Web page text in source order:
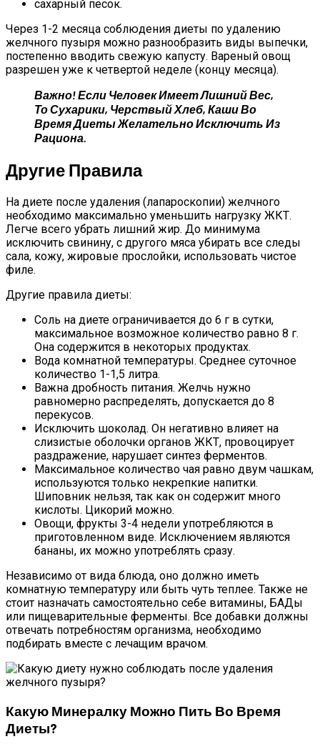
сахарный песок.
Через 1-2 месяца соблюдения диеты по удалению
желчного пузыря можно разнообразить виды выпечки,
постепенно вводить свежую капусту. Вареный овощ
разрешен уже к четвертой неделе (концу месяца).
Важно! Если Человек Имеет Лишний Вес,
То Сухарики, Черствый Хлеб, Каши Во
Время Диеты Желательно Исключить Из
Рациона.
Другие Правила
На диете после удаления (лапароскопии) желчного
необходимо максимально уменьшить нагрузку ЖКТ.
Легче всего убрать лишний жир. До минимума
исключить свинину, с другого мяса убирать все следы
сала, кожу, жировые прослойки, использовать чистое
филе.
Другие правила диеты:
Соль на диете ограничивается до 6 г в сутки,
максимальное возможное количество равно 8 г.
Она содержится в некоторых продуктах.
Вода комнатной температуры. Среднее суточное
количество 1-1,5 литра.
Важна дробность питания. Желчь нужно
равномерно распределять, допускается до 8
перекусов.
Исключить шоколад. Он негативно влияет на
слизистые оболочки органов ЖКТ, провоцирует
раздражение, нарушает синтез ферментов.
Максимальное количество чая равно двум чашкам,
используются только некрепкие напитки.
Шиповник нельзя, так как он содержит много
кислоты. Цикорий можно.
Овощи, фрукты 3-4 недели употребляются в
приготовленном виде. Исключением являются
бананы, их можно употреблять сразу.
Независимо от вида блюда, оно должно иметь
комнатную температуру или быть чуть теплее. Также не
стоит назначать самостоятельно себе витамины, БАДы
или пищеварительные ферменты. Все добавки должны
отвечать потребностям организма, необходимо
подбирать вместе с лечащим врачом.
Какую Минералку Можно Пить Во Время
Диеты?